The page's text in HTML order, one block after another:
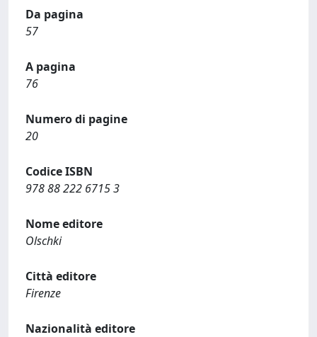
Da pagina
57
A pagina
76
Numero di pagine
20
Codice ISBN
978 88 222 6715 3
Nome editore
Olschki
Città editore
Firenze
Nazionalità editore